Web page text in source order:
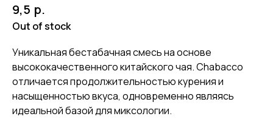
9,5 р.
Out of stock
Уникальная бестабачная смесь на основе
высококачественного китайского чая. Chabacco
отличается продолжительностью курения и
насыщенностью вкуса, одновременно являясь
идеальной базой для миксологии.